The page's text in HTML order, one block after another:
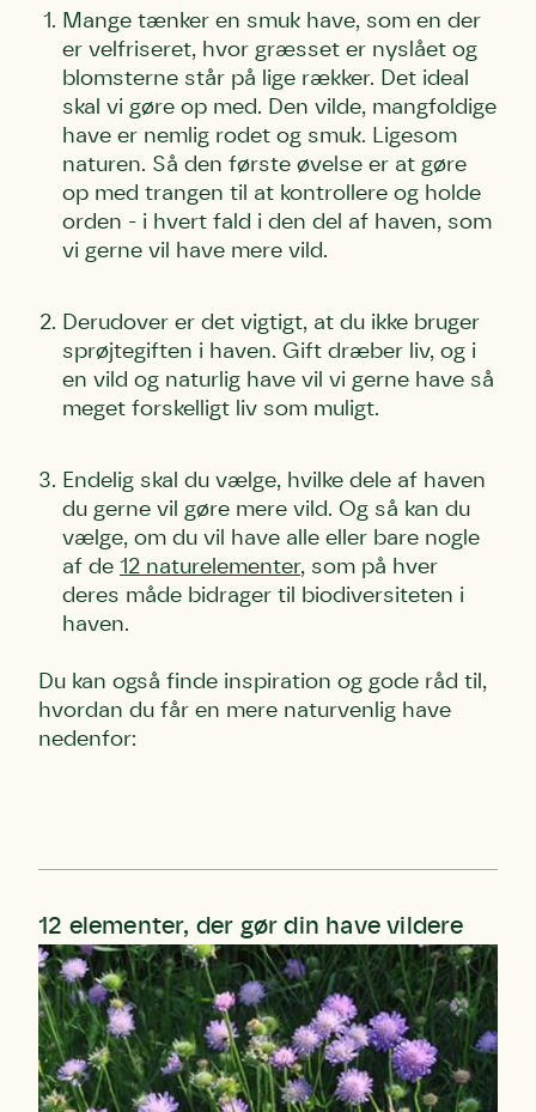
Mange tænker en smuk have, som en der
er velfriseret, hvor græsset er nyslået og
blomsterne står på lige rækker. Det ideal
skal vi gøre op med. Den vilde, mangfoldige
have er nemlig rodet og smuk. Ligesom
naturen. Så den første øvelse er at gøre
op med trangen til at kontrollere og holde
orden - i hvert fald i den del af haven, som
vi gerne vil have mere vild.
Derudover er det vigtigt, at du ikke bruger
sprøjtegiften i haven. Gift dræber liv, og i
en vild og naturlig have vil vi gerne have så
meget forskelligt liv som muligt.
Endelig skal du vælge, hvilke dele af haven
du gerne vil gøre mere vild. Og så kan du
vælge, om du vil have alle eller bare nogle
af de 12 naturelementer, som på hver
deres måde bidrager til biodiversiteten i
haven.
Du kan også finde inspiration og gode råd til,
hvordan du får en mere naturvenlig have
nedenfor:
12 elementer, der gør din have vildere
Skriv under (hjørring)
Fornavn
Efternavn
Sund Limfjord
Fornavn
Efternavn
Storken tilbage til Kolding
Fornavn
Efternavn